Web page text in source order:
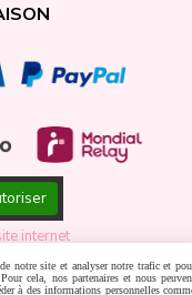
internet
notre site et analyser notre trafic et
cela, nos partenaires et nous
à des informations personnelles